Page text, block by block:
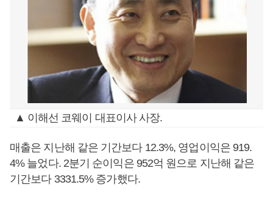
▲ 이해선 코웨이 대표이사 사장.
매출은 지난해 같은 기간보다 12.3%, 영업이익은 919.
4% 늘었다. 2분기 순이익은 952억 원으로 지난해 같은
기간보다 3331.5% 증가했다.